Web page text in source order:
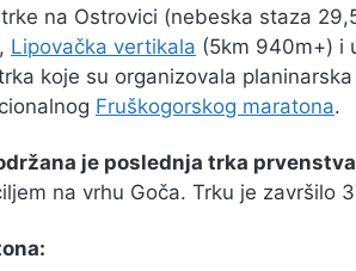
na Ostrovici (nebeska staza
Lipovačka vertikala (5km 940m+) i
koje su organizovala
Fruškogorskog maratona.
je poslednja trka prvenstva
na vrhu Goča. Trku je završilo